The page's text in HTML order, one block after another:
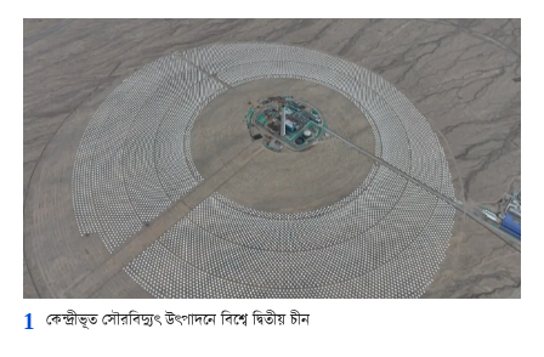
1 কেন্দ্রীভূত সৌরবিদ্যুৎ উৎপাদনে বিশ্বে দ্বিতীয় চীন